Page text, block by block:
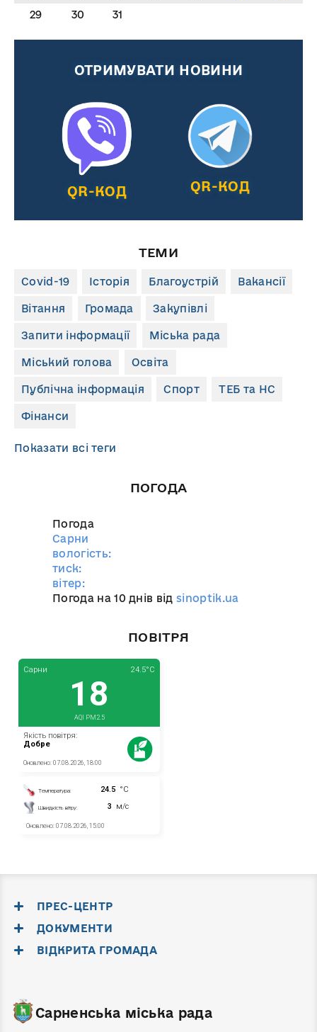
29
30 31
ОТРИМУВАТИ НОВИНИ
QR-КОД QR-КОД
ТЕМИ
Covid-19 Історія Благоустрій Вакансії
Вітання Громада Закупівлі
Запити інформації Міська рада
Міський голова Освіта
Публічна інформація Спорт ТЕБ та НС
Фінанси
Показати всі теги
ПОГОДА
Погода
Сарни
вологість:
тиск:
вітер:
Погода на 10 днів відsinoptik.ua
ПОВІТРЯ
ПРЕС-ЦЕНТР
ДОКУМЕНТИ
ВІДКРИТА ГРОМАДА
Сарненська міська рада